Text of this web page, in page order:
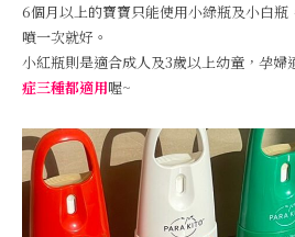
6個月以上的寶寶只能使用小綠瓶及小白
噴一次就好。
小紅瓶則是適合成人及3歲以上幼童，孕婦
症三種都適用喔~